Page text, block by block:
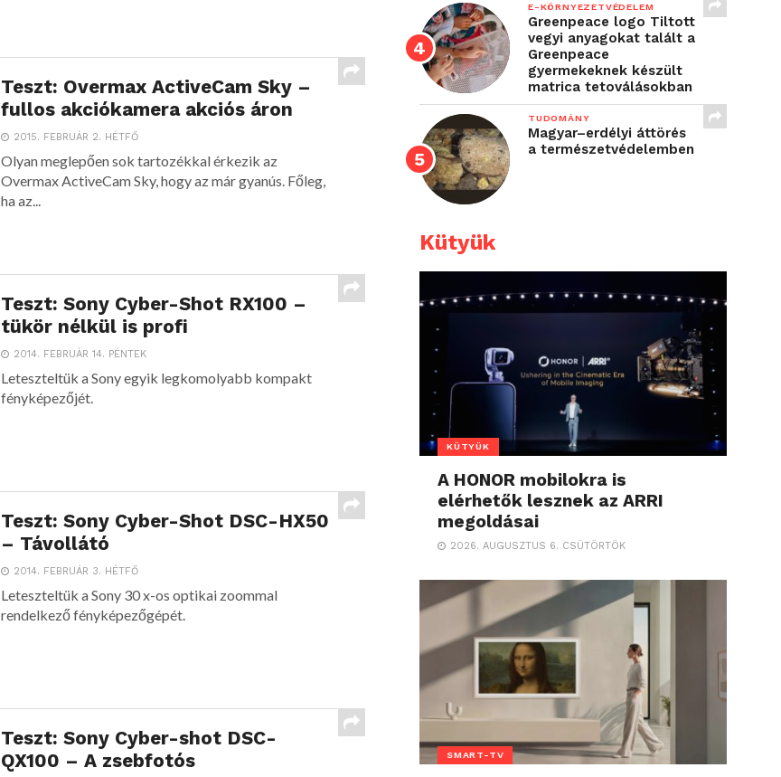
Teszt: Overmax ActiveCam Sky –
fullos akciókamera akciós áron
2015. FEBRUÁR 2. HÉTFŐ
Olyan meglepően sok tartozékkal érkezik az
Overmax ActiveCam Sky, hogy az már gyanús. Főleg,
ha az...
Teszt: Sony Cyber-Shot RX100 –
tükör nélkül is profi
2014. FEBRUÁR 14. PÉNTEK
Leteszteltük a Sony egyik legkomolyabb kompakt
fényképezőjét.
Teszt: Sony Cyber-Shot DSC-HX50
– Távollátó
2014. FEBRUÁR 3. HÉTFŐ
Leteszteltük a Sony 30 x-os optikai zoommal
rendelkező fényképezőgépét.
Teszt: Sony Cyber-shot DSC-
QX100 – A zsebfotós
E-KÖRNYEZETVÉDELEM
Greenpeace logo Tiltott
vegyi anyagokat talált a
Greenpeace
gyermekeknek készült
matrica tetoválásokban
TUDOMÁNY
Magyar–erdélyi áttörés
a természetvédelemben
Kütyük
KÜTYÜK
A HONOR mobilokra is
elérhetők lesznek az ARRI
megoldásai
2026. AUGUSZTUS 6. CSÜTÖRTÖK
SMART-TV